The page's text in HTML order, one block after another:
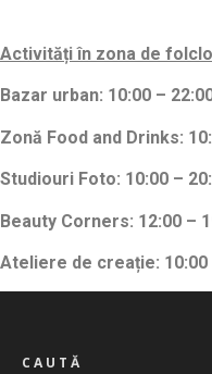
Activități în zona de
Bazar urban: 10:00 –
Zonă Food and Drinks:
Studiouri Foto: 10:00 –
Beauty Corners: 12:00 –
Ateliere de creație:
CAUTĂ